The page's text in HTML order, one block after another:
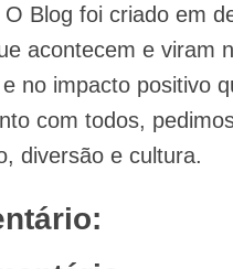
Blog foi criado em
acontecem e viram
no impacto positivo
com todos,
diversão e cultura.